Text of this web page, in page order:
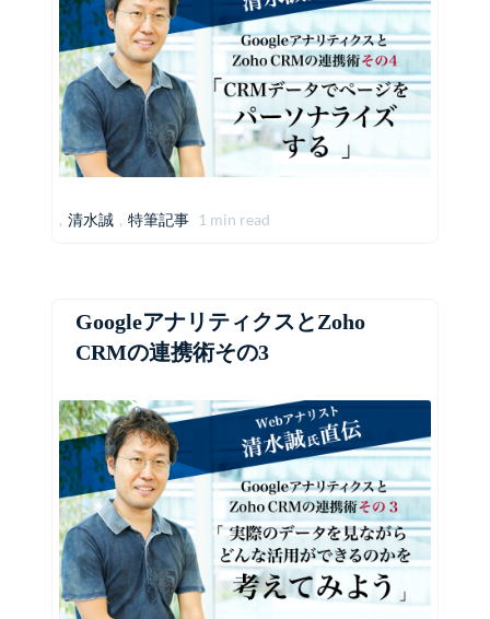
, 清水誠 , 特筆記事 1 min read
GoogleアナリティクスとZoho
CRMの連携術その3